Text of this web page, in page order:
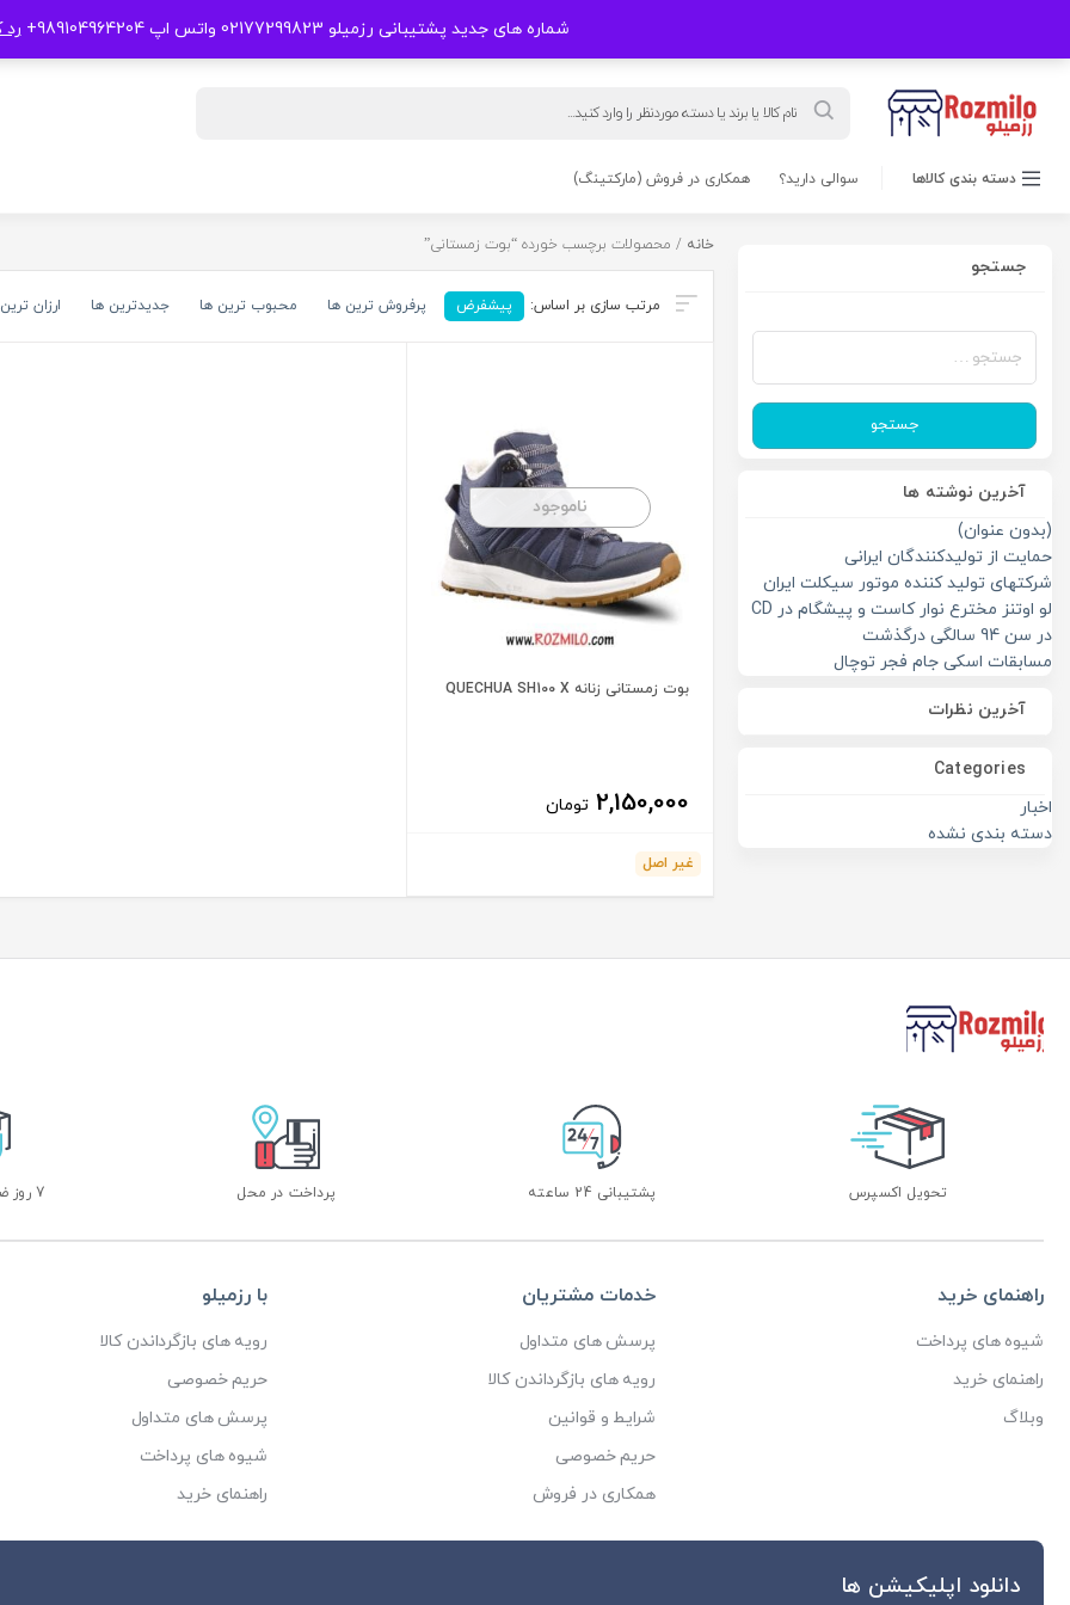
شماره های جدید پشتیبانی رزمیلو 02177299823 واتس اپ 989104964204+ رد
search
دسته بندی کالاها سوالی دارید؟ همکاری در فروش (مارکتینگ)
جستجو
جستجو
آخرین نوشته ها
(بدون عنوان)
حمایت از تولیدکنندگان ایرانی
شرکتهای تولید کننده موتور سیکلت ایران
لو اوتنز مخترع نوار کاست و پیشگام در CD
در سن 94 سالگی درگذشت
مسابقات اسکی جام فجر توچال
آخرین نظرات
Categories
اخبار
دسته بندی نشده
خانه / محصولات برچسب خورده “بوت زمستانی”
پیشفرض پرفروش ترین ها محبوب ترین ها جدیدترین ها ارزان
ناموجود
بوت زمستانی زنانه QUECHUA SH100 X
2,150,000 تومان
غیر اصل
تحویل اکسپرس پشتیبانی 24 ساعته پرداخت در محل 7 روز ضمانت بازگشت
راهنمای خرید
شیوه های پرداخت
راهنمای خرید
وبلاگ
خدمات مشتریان
پرسش های متداول
رویه های بازگرداندن کالا
شرایط و قوانین
حریم خصوصی
همکاری در فروش
با رزمیلو
رویه های بازگرداندن کالا
حریم خصوصی
پرسش های متداول
شیوه های پرداخت
راهنمای خرید
دانلود اپلیکیشن ها